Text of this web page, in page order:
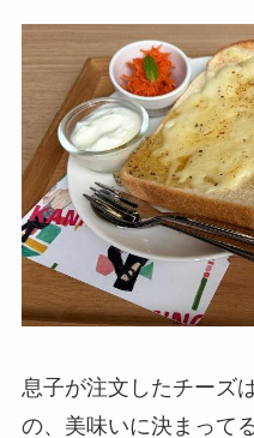
息子が注文したチーズ
の、美味いに決まって